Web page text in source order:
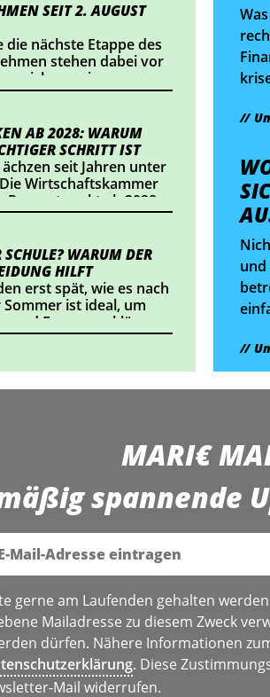
SEIT 2. AUGUST
nächste Etappe des
stehen dabei vor
im
einsetzt oder
besteht.
AB 2028: WARUM
SCHRITT IST
seit Jahren unter
Wirtschaftskammer
Prozentpunkt ab 2028
eine Entlastung von
das konkret
SCHULE? WARUM DER
HILFT
erst spät, wie es nach
ist ideal, um
und Fragen zu klären.
und
MARI€
spannende
gerne am Laufenden gehalten
Mailadresse zu diesem Zweck
dürfen. Nähere Informationen
. Diese
Mail widerrufen.